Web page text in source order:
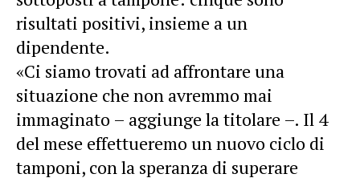
risultati positivi, insieme a un
dipendente.
«Ci siamo trovati ad affrontare una
situazione che non avremmo mai
immaginato – aggiunge la titolare –. Il 4
del mese effettueremo un nuovo ciclo di
tamponi, con la speranza di superare